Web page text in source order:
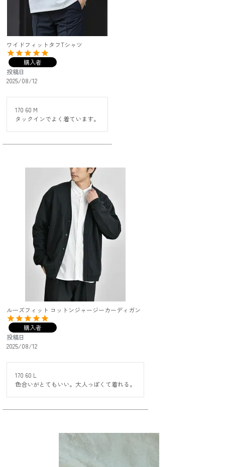
ワイドフィットタフTシャツ
購入者
投稿日
2025/08/12
170 60 M
タックインでよく着ています。
ルーズフィット コットンジャージーカーディガン
購入者
投稿日
2025/08/12
170 60 L
色合いがとてもいい。大人っぽくて着れる。